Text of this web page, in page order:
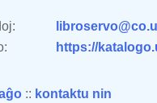
https://
:: kontaktu nin